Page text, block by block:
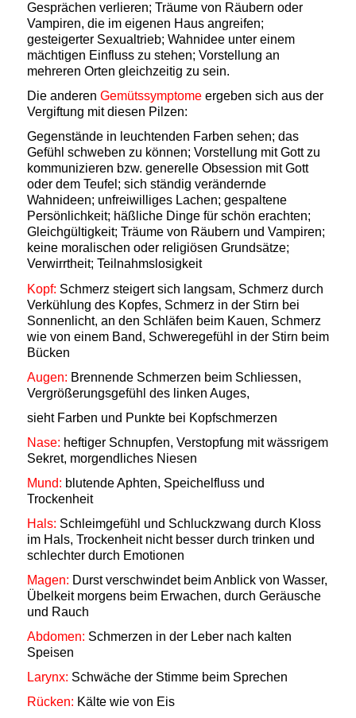
Gesprächen verlieren; Träume von Räubern oder
Vampiren, die im eigenen Haus angreifen;
gesteigerter Sexualtrieb; Wahnidee unter einem
mächtigen Einfluss zu stehen; Vorstellung an
mehreren Orten gleichzeitig zu sein.
Die anderen Gemütssymptome ergeben sich aus der
Vergiftung mit diesen Pilzen:
Gegenstände in leuchtenden Farben sehen; das
Gefühl schweben zu können; Vorstellung mit Gott zu
kommunizieren bzw. generelle Obsession mit Gott
oder dem Teufel; sich ständig verändernde
Wahnideen; unfreiwilliges Lachen; gespaltene
Persönlichkeit; häßliche Dinge für schön erachten;
Gleichgültigkeit; Träume von Räubern und Vampiren;
keine moralischen oder religiösen Grundsätze;
Verwirrtheit; Teilnahmslosigkeit
Kopf: Schmerz steigert sich langsam, Schmerz durch
Verkühlung des Kopfes, Schmerz in der Stirn bei
Sonnenlicht, an den Schläfen beim Kauen, Schmerz
wie von einem Band, Schweregefühl in der Stirn beim
Bücken
Augen: Brennende Schmerzen beim Schliessen,
Vergrößerungsgefühl des linken Auges,
sieht Farben und Punkte bei Kopfschmerzen
Nase: heftiger Schnupfen, Verstopfung mit wässrigem
Sekret, morgendliches Niesen
Mund: blutende Aphten, Speichelfluss und
Trockenheit
Hals: Schleimgefühl und Schluckzwang durch Kloss
im Hals, Trockenheit nicht besser durch trinken und
schlechter durch Emotionen
Magen: Durst verschwindet beim Anblick von Wasser,
Übelkeit morgens beim Erwachen, durch Geräusche
und Rauch
Abdomen: Schmerzen in der Leber nach kalten
Speisen
Larynx: Schwäche der Stimme beim Sprechen
Rücken: Kälte wie von Eis